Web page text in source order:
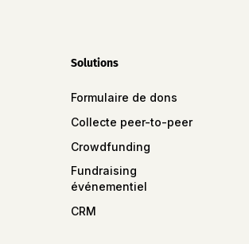
Solutions
Formulaire de dons
Collecte peer-to-peer
Crowdfunding
Fundraising
événementiel
CRM